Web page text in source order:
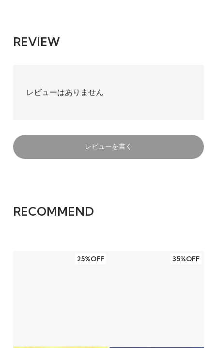
REVIEW
レビューはありません
レビューを書く
RECOMMEND
25%OFF 35%OFF